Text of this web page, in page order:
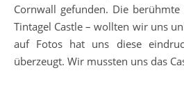
Cornwall gefunden. Die
Tintagel Castle – wollten wir uns
auf Fotos hat uns diese
überzeugt. Wir mussten uns das